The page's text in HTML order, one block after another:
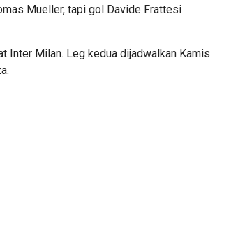
Mueller, tapi gol Davide Frattesi
Inter Milan. Leg kedua dijadwalkan Kamis